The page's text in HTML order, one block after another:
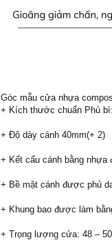
Góc mẫu cửa nhựa
+ Kích thước chuẩn Phủ
+ Độ dày cánh 40mm(+ 2)
+ Kết cấu cánh bằng
+ Bề mặt cánh được phủ
+ Khung bao được làm
+ Trọng lượng cửa: 48 –